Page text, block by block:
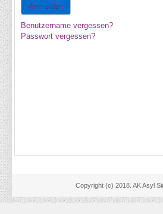
Anmelden
Benutzername vergessen?
Passwort vergessen?
Copyright (c) 2018. AK Asyl